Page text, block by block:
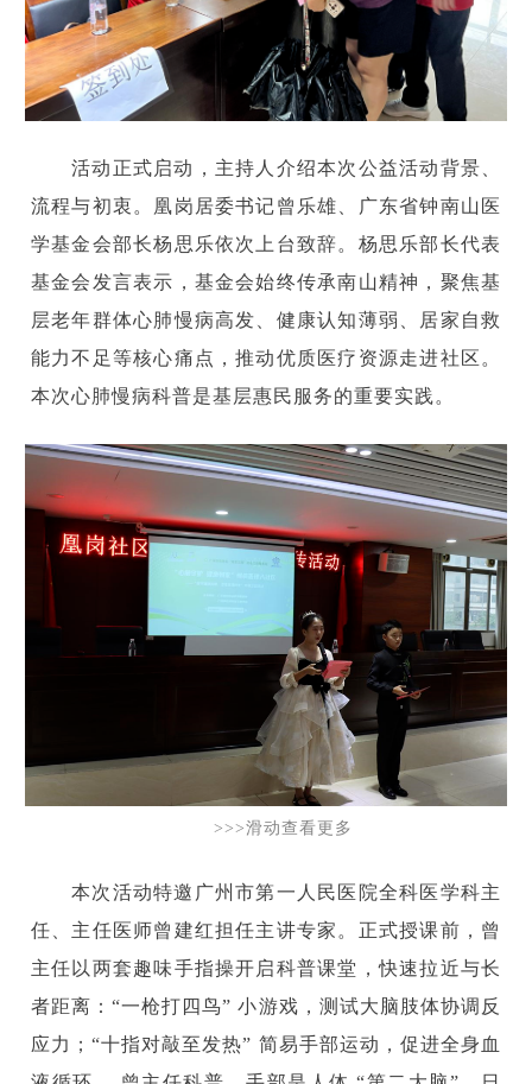
活动正式启动，主持人介绍本次公益活动背景、
流程与初衷。凰岗居委书记曾乐雄、广东省钟南山医
学基金会部长杨思乐依次上台致辞。杨思乐部长代表
基金会发言表示，基金会始终传承南山精神，聚焦基
层老年群体心肺慢病高发、健康认知薄弱、居家自救
能力不足等核心痛点，推动优质医疗资源走进社区。
本次心肺慢病科普是基层惠民服务的重要实践。
>>>滑动查看更多
本次活动特邀广州市第一人民医院全科医学科主
任、主任医师曾建红担任主讲专家。正式授课前，曾
主任以两套趣味手指操开启科普课堂，快速拉近与长
者距离：“一枪打四鸟” 小游戏，测试大脑肢体协调反
应力；“十指对敲至发热” 简易手部运动，促进全身血